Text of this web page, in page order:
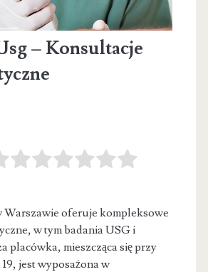
– Konsultacje
Warszawie oferuje kompleksowe
w tym badania USG i
placówka, mieszcząca się przy
jest wyposażona w